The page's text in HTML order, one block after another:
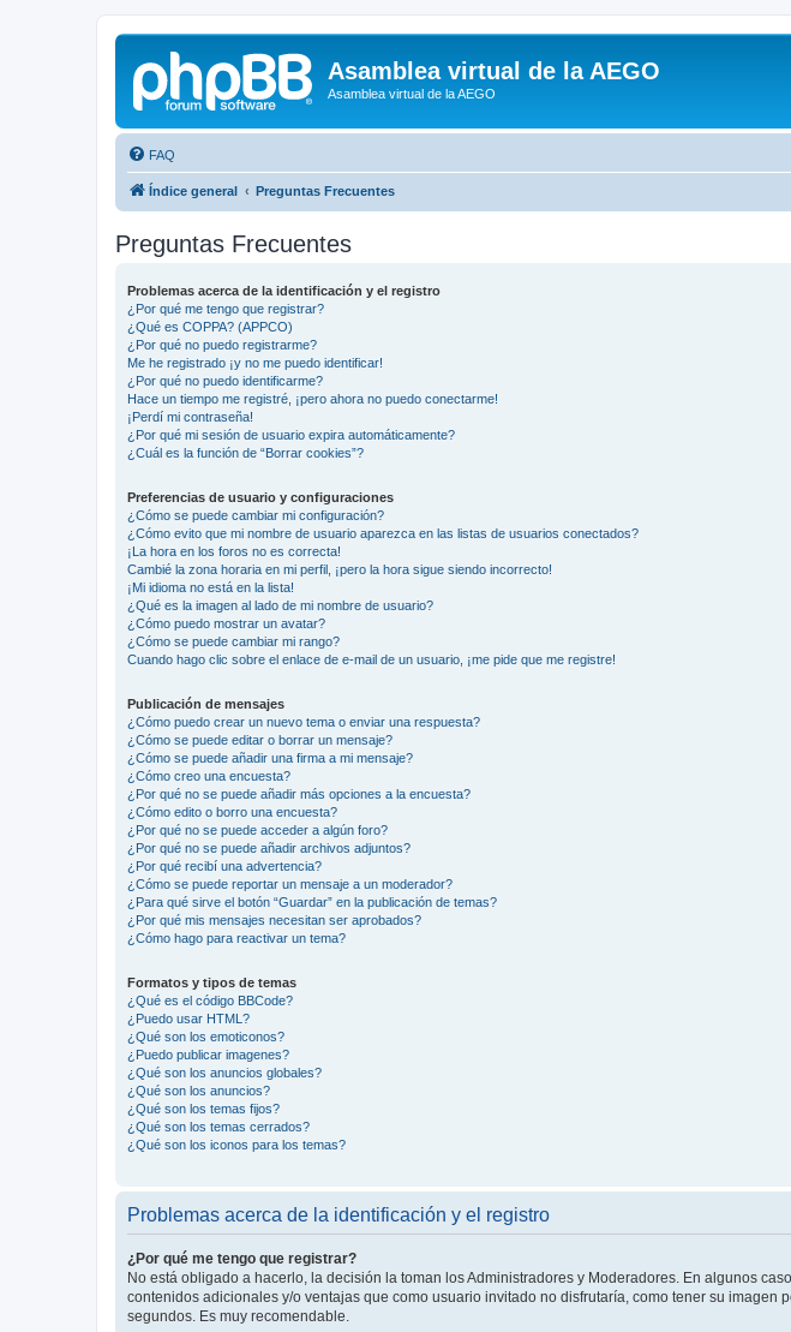
Asamblea virtual de la AEGO
Asamblea virtual de la AEGO
FAQ
Índice general Preguntas Frecuentes
Preguntas Frecuentes
Problemas acerca de la identificación y el registro
¿Por qué me tengo que registrar?
¿Qué es COPPA? (APPCO)
¿Por qué no puedo registrarme?
Me he registrado ¡y no me puedo identificar!
¿Por qué no puedo identificarme?
Hace un tiempo me registré, ¡pero ahora no puedo conectarme!
¡Perdí mi contraseña!
¿Por qué mi sesión de usuario expira automáticamente?
¿Cuál es la función de “Borrar cookies”?
Preferencias de usuario y configuraciones
¿Cómo se puede cambiar mi configuración?
¿Cómo evito que mi nombre de usuario aparezca en las listas de usuarios conectados?
¡La hora en los foros no es correcta!
Cambié la zona horaria en mi perfil, ¡pero la hora sigue siendo incorrecto!
¡Mi idioma no está en la lista!
¿Qué es la imagen al lado de mi nombre de usuario?
¿Cómo puedo mostrar un avatar?
¿Cómo se puede cambiar mi rango?
Cuando hago clic sobre el enlace de e-mail de un usuario, ¡me pide que me registre!
Publicación de mensajes
¿Cómo puedo crear un nuevo tema o enviar una respuesta?
¿Cómo se puede editar o borrar un mensaje?
¿Cómo se puede añadir una firma a mi mensaje?
¿Cómo creo una encuesta?
¿Por qué no se puede añadir más opciones a la encuesta?
¿Cómo edito o borro una encuesta?
¿Por qué no se puede acceder a algún foro?
¿Por qué no se puede añadir archivos adjuntos?
¿Por qué recibí una advertencia?
¿Cómo se puede reportar un mensaje a un moderador?
¿Para qué sirve el botón “Guardar” en la publicación de temas?
¿Por qué mis mensajes necesitan ser aprobados?
¿Cómo hago para reactivar un tema?
Formatos y tipos de temas
¿Qué es el código BBCode?
¿Puedo usar HTML?
¿Qué son los emoticonos?
¿Puedo publicar imagenes?
¿Qué son los anuncios globales?
¿Qué son los anuncios?
¿Qué son los temas fijos?
¿Qué son los temas cerrados?
¿Qué son los iconos para los temas?
Problemas acerca de la identificación y el registro
¿Por qué me tengo que registrar?
No está obligado a hacerlo, la decisión la toman los Administradores y Moderadores. En algunos
contenidos adicionales y/o ventajas que como usuario invitado no disfrutaría, como tener su
segundos. Es muy recomendable.